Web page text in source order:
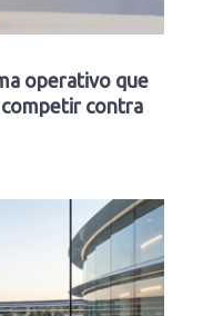
operativo que
contra